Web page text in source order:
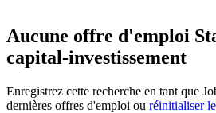
Aucune offre d'emploi
capital-investissement
Enregistrez cette recherche en tant que
dernières offres d'emploi ou réinitialiser